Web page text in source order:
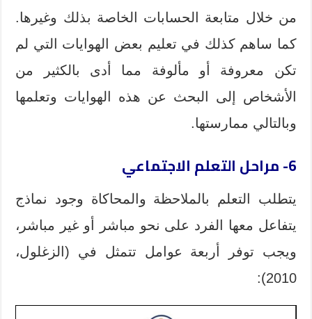
من خلال متابعة الحسابات الخاصة بذلك وغيرها.
كما ساهم كذلك في تعليم بعض الهوايات التي لم
تكن معروفة أو مألوفة مما أدى بالكثير من
الأشخاص إلى البحث عن هذه الهوايات وتعلمها
وبالتالي ممارستها.
6- مراحل التعلم الاجتماعي
يتطلب التعلم بالملاحظة والمحاكاة وجود نماذج
يتفاعل معها الفرد على نحو مباشر أو غير مباشر،
ويجب توفر أربعة عوامل تتمثل في (الزغلول،
2010):